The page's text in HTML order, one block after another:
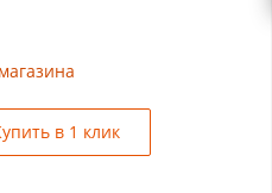
магазина
в 1 клик